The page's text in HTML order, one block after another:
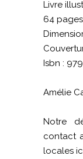
Livre
64 pages
Isbn :
Amélie
Notre
contact
locales